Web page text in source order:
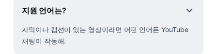
지원 언어는?
자막이나 캡션이 있는 영상이라면 어떤 언어든 YouTube
채팅이 작동해.